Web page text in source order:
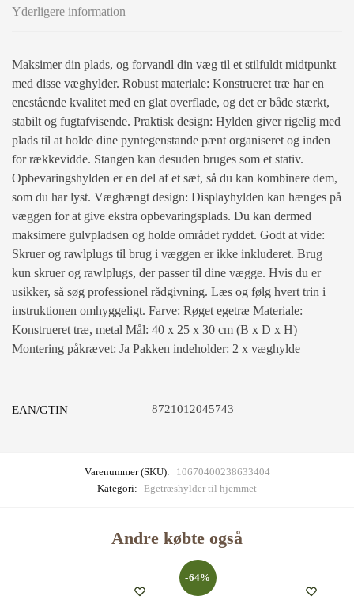
Yderligere information
Maksimer din plads, og forvandl din væg til et stilfuldt midtpunkt
med disse væghylder. Robust materiale: Konstrueret træ har en
enestående kvalitet med en glat overflade, og det er både stærkt,
stabilt og fugtafvisende. Praktisk design: Hylden giver rigelig med
plads til at holde dine pyntegenstande pænt organiseret og inden
for rækkevidde. Stangen kan desuden bruges som et stativ.
Opbevaringshylden er en del af et sæt, så du kan kombinere dem,
som du har lyst. Væghængt design: Displayhylden kan hænges på
væggen for at give ekstra opbevaringsplads. Du kan dermed
maksimere gulvpladsen og holde området ryddet. Godt at vide:
Skruer og rawlplugs til brug i væggen er ikke inkluderet. Brug
kun skruer og rawlplugs, der passer til dine vægge. Hvis du er
usikker, så søg professionel rådgivning. Læs og følg hvert trin i
instruktionen omhyggeligt. Farve: Røget egetræ Materiale:
Konstrueret træ, metal Mål: 40 x 25 x 30 cm (B x D x H)
Montering påkrævet: Ja Pakken indeholder: 2 x væghylde
EAN/GTIN 8721012045743
Varenummer (SKU):
10670400238633404
Kategori: Egetræshylder til hjemmet
Andre købte også
-64%